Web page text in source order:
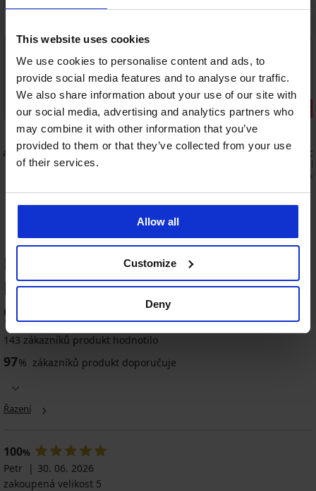
This website uses cookies
We use cookies to personalise content and ads, to
provide social media features and to analyse our traffic.
We also share information about your use of our site with
our social media, advertising and analytics partners who
may combine it with other information that you’ve
provided to them or that they’ve collected from your use
of their services.
Allow all
Customize
Deny
5
2+1 ZDARMA
4,8
Stahující punčochové kalhoty OMSA
Silhouette 15 DEN
Sleva -20%
Stahovací
Shaper 20
399
HODNOCENÍ PRODUKTU Stahující
punčochové kalhoty Push-Up 40 DEN
97%
143 zákazníků produkt hodnotilo
97% zákazníků produkt doporučuje
Řazení
100%
Petr
30. 06. 2026
zakoupená velikost 5